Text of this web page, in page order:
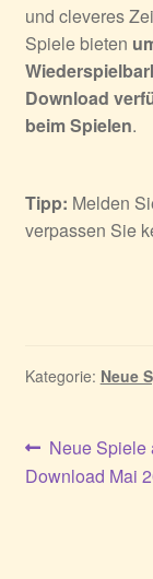
und cleveres
Spiele bieten
Download
beim Spielen.
Tipp: Melden
verpassen Sie
Kategorie: Neue
Vorheriger
Beitrag:
Neue Spiele
Download Mai